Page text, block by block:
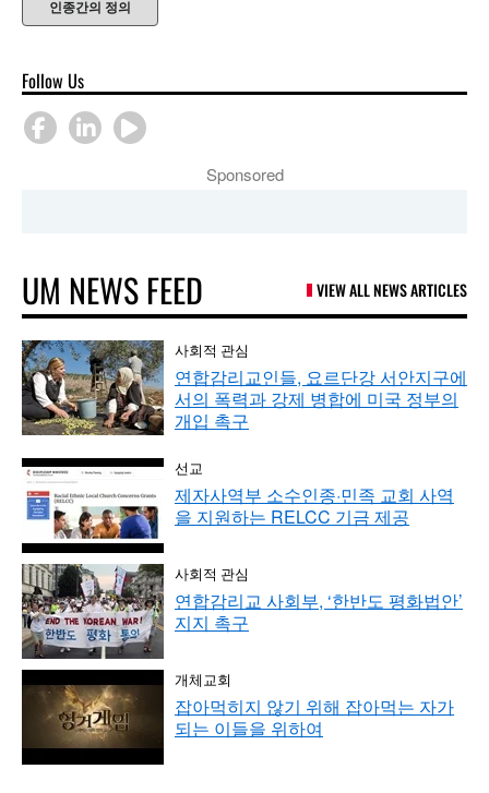
인종간의 정의
Follow Us
Sponsored
UM NEWS FEED VIEW ALL NEWS ARTICLES
사회적 관심
연합감리교인들, 요르단강 서안지구에
서의 폭력과 강제 병합에 미국 정부의
개입 촉구
선교
제자사역부 소수인종·민족 교회 사역
을 지원하는 RELCC 기금 제공
사회적 관심
연합감리교 사회부, ‘한반도 평화법안’
지지 촉구
개체교회
잡아먹히지 않기 위해 잡아먹는 자가
되는 이들을 위하여